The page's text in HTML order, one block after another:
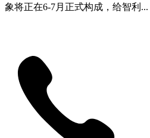
象将正在6-7月正式构成，给智利...